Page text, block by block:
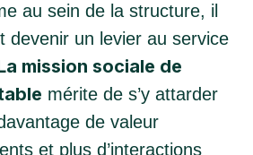
au sein de la structure, il
devenir un levier au service
mission sociale de
mérite de s’y attarder
de valeur
et plus d’interactions